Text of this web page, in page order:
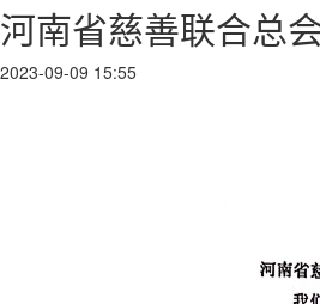
河南省慈善联合总
2023-09-09 15:55